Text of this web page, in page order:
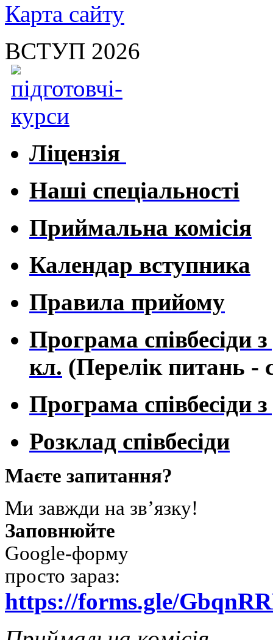
Карта сайту
ВСТУП 2026
Ліцензія
Наші спеціальності
Приймальна комісія
Календар вступника
Правила прийому
Програма співбесіди
кл. (Перелік питань -
Програма співбесіди
Розклад співбесіди
Маєте запитання?
Ми завжди на зв’язку!
Заповнюйте
Google-форму
просто зараз:
https://forms.gle/